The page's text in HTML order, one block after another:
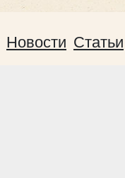
Новости Статьи